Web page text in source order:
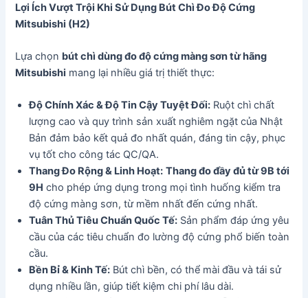
Lợi Ích Vượt Trội Khi Sử Dụng Bút Chì Đo Độ Cứng
Mitsubishi (H2)
Lựa chọn bút chì dùng đo độ cứng màng sơn từ hãng
Mitsubishi mang lại nhiều giá trị thiết thực:
Độ Chính Xác & Độ Tin Cậy Tuyệt Đối: Ruột chì chất
lượng cao và quy trình sản xuất nghiêm ngặt của Nhật
Bản đảm bảo kết quả đo nhất quán, đáng tin cậy, phục
vụ tốt cho công tác QC/QA.
Thang Đo Rộng & Linh Hoạt: Thang đo đầy đủ từ 9B tới
9H cho phép ứng dụng trong mọi tình huống kiểm tra
độ cứng màng sơn, từ mềm nhất đến cứng nhất.
Tuân Thủ Tiêu Chuẩn Quốc Tế: Sản phẩm đáp ứng yêu
cầu của các tiêu chuẩn đo lường độ cứng phổ biến toàn
cầu.
Bền Bỉ & Kinh Tế: Bút chì bền, có thể mài đầu và tái sử
dụng nhiều lần, giúp tiết kiệm chi phí lâu dài.